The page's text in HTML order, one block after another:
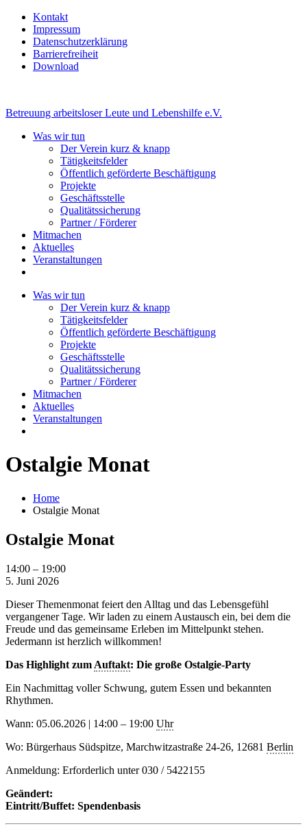
Kontakt
Impressum
Datenschutzerklärung
Barrierefreiheit
Download
Betreuung arbeitsloser Leute und Lebenshilfe e.V.
Was wir tun
Der Verein kurz & knapp
Tätigkeitsfelder
Öffentlich geförderte Beschäftigung
Projekte
Geschäftsstelle
Qualitätssicherung
Partner / Förderer
Mitmachen
Aktuelles
Veranstaltungen
Was wir tun
Der Verein kurz & knapp
Tätigkeitsfelder
Öffentlich geförderte Beschäftigung
Projekte
Geschäftsstelle
Qualitätssicherung
Partner / Förderer
Mitmachen
Aktuelles
Veranstaltungen
Ostalgie Monat
Home
Ostalgie Monat
Ostalgie Monat
Ostalgie
Monat
14:00 – 19:00
5. Juni 2026
Dieser Themenmonat feiert den Alltag und das Lebensgefühl
vergangener Tage. Wir laden zu einem Austausch ein, bei dem die
Freude und das gemeinsame Erleben im Mittelpunkt stehen.
Jedermann ist herzlich willkommen!
Das Highlight zum Auftakt: Die große Ostalgie-Party
Ein Nachmittag voller Schwung, gutem Essen und bekannten
Rhythmen.
Wann: 05.06.2026 | 14:00 – 19:00 Uhr
Wo: Bürgerhaus Südspitze, Marchwitzastraße 24-26, 12681 Berlin
Anmeldung: Erforderlich unter 030 / 5422155
Geändert:
Eintritt/Buffet: Spendenbasis